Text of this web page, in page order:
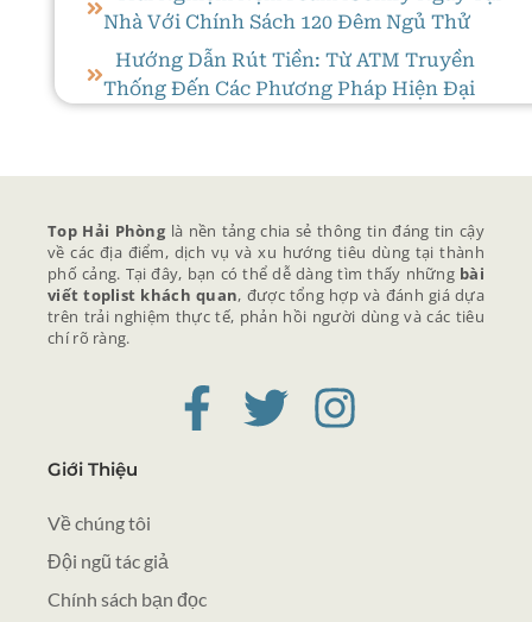
Nhà Với Chính Sách 120 Đêm Ngủ Thử
Hướng Dẫn Rút Tiền: Từ ATM Truyền
Thống Đến Các Phương Pháp Hiện Đại
Top Hải Phònglà nền tảng chia sẻ thông tin đáng tin cậy
về các địa điểm, dịch vụ và xu hướng tiêu dùng tại thành
phố cảng. Tại đây, bạn có thể dễ dàng tìm thấy những bài
viết toplist khách quan, được tổng hợp và đánh giá dựa
trên trải nghiệm thực tế, phản hồi người dùng và các tiêu
chí rõ ràng.
Giới Thiệu
Về chúng tôi
Đội ngũ tác giả
Chính sách bạn đọc